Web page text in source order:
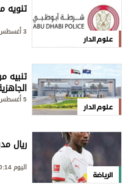
علوم الدار
تنويه
علوم الدار
تنبيه
الجاهزية
5 أغسطس 2026
الرياضة
ريال
اليوم 10:14